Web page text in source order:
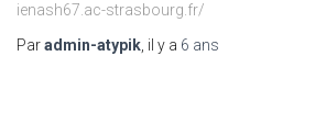
ienash67.ac-strasbourg.fr/
Paradmin-atypik , il y a 6 ans